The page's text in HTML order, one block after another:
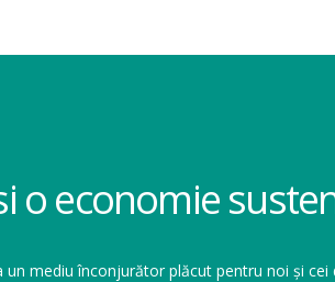
o economie
un mediu înconjurător plăcut pentru noi și cei